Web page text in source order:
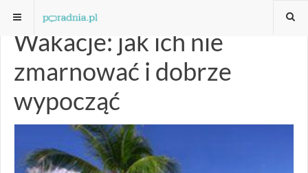
Wakacje: jak ich nie
zmarnować i dobrze
wypocząć